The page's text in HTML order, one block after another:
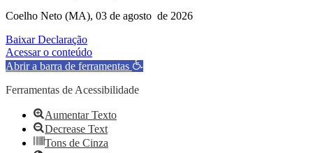
Coelho Neto (MA), 03 de agosto de 2026
Baixar Declaração
Acessar o conteúdo
Abrir a barra de ferramentas
Ferramentas de Acessibilidade
Aumentar Texto
Decrease Text
Tons de Cinza